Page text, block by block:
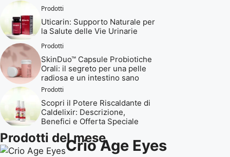
Prodotti
Uticarin: Supporto Naturale per
la Salute delle Vie Urinarie
Prodotti
SkinDuo™ Capsule Probiotiche
Orali: il segreto per una pelle
radiosa e un intestino sano
Prodotti
Scopri il Potere Riscaldante di
Caldelixir: Descrizione,
Benefici e Offerta Speciale
Prodotti del meseCrio Age Eyes